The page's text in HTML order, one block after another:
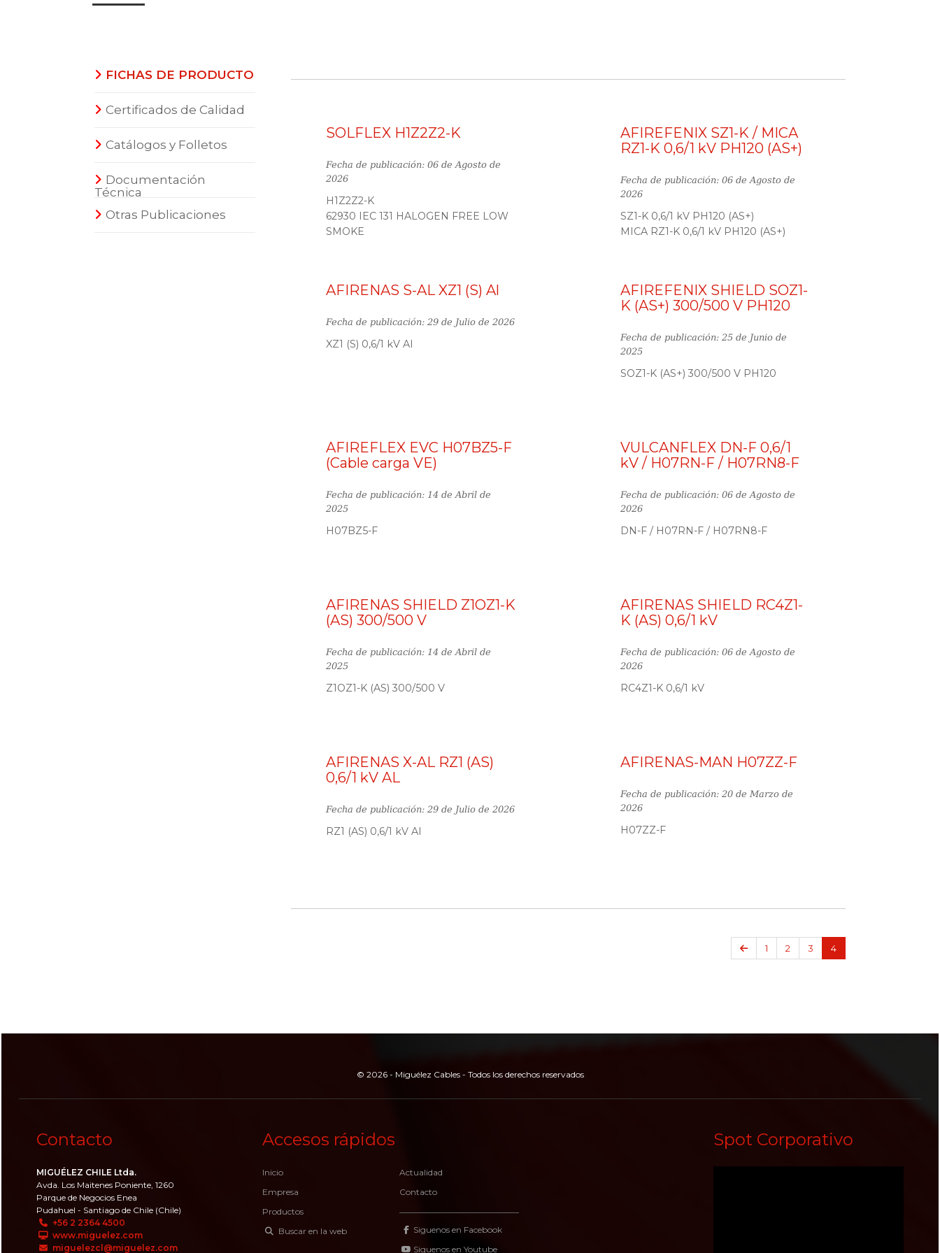
FICHAS DE PRODUCTO
Certificados de Calidad
Catálogos y Folletos
Documentación
Técnica
Otras Publicaciones
SOLFLEX H1Z2Z2-K
Fecha de publicación: 06 de Agosto de
2026
H1Z2Z2-K
62930 IEC 131 HALOGEN FREE LOW
SMOKE
AFIREFENIX SZ1-K / MICA
RZ1-K 0,6/1 kV PH120 (AS+)
Fecha de publicación: 06 de Agosto de
2026
SZ1-K 0,6/1 kV PH120 (AS+)
MICA RZ1-K 0,6/1 kV PH120 (AS+)
AFIRENAS S-AL XZ1 (S) Al
Fecha de publicación: 29 de Julio de 2026
XZ1 (S) 0,6/1 kV Al
AFIREFENIX SHIELD SOZ1-
K (AS+) 300/500 V PH120
Fecha de publicación: 25 de Junio de
2025
SOZ1-K (AS+) 300/500 V PH120
AFIREFLEX EVC H07BZ5-F
(Cable carga VE)
Fecha de publicación: 14 de Abril de
2025
H07BZ5-F
VULCANFLEX DN-F 0,6/1
kV / H07RN-F / H07RN8-F
Fecha de publicación: 06 de Agosto de
2026
DN-F / H07RN-F / H07RN8-F
AFIRENAS SHIELD Z1OZ1-K
(AS) 300/500 V
Fecha de publicación: 14 de Abril de
2025
Z1OZ1-K (AS) 300/500 V
AFIRENAS SHIELD RC4Z1-
K (AS) 0,6/1 kV
Fecha de publicación: 06 de Agosto de
2026
RC4Z1-K 0,6/1 kV
AFIRENAS X-AL RZ1 (AS)
0,6/1 kV AL
Fecha de publicación: 29 de Julio de 2026
RZ1 (AS) 0,6/1 kV Al
AFIRENAS-MAN H07ZZ-F
Fecha de publicación: 20 de Marzo de
2026
H07ZZ-F
Anterior
1 2 3 4
© 2026 - Miguélez Cables - Todos los derechos reservados
Contacto
MIGUÉLEZ CHILE Ltda.
Avda. Los Maitenes Poniente, 1260
Parque de Negocios Enea
Pudahuel - Santiago de Chile (Chile)
+56 2 2364 4500
www.miguelez.com
miguelezcl@miguelez.com
Accesos rápidos
Inicio
Empresa
Productos
Buscar en la web
Actualidad
Contacto
Siguenos en Facebook
Siguenos en Youtube
Spot Corporativo